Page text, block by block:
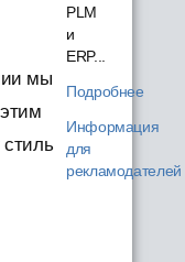
мы
PLM
и
ERP...
Подробнее
Информация
для
рекламодателей